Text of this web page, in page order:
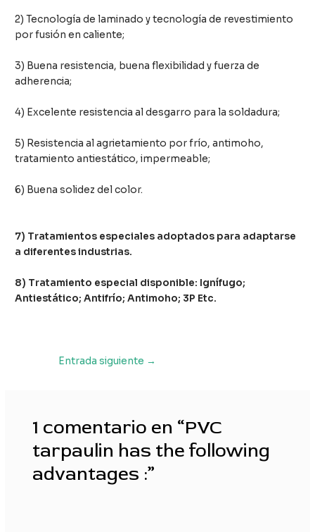
2) Tecnología de laminado y tecnología de revestimiento
por fusión en caliente;
3) Buena resistencia, buena flexibilidad y fuerza de
adherencia;
4) Excelente resistencia al desgarro para la soldadura;
5) Resistencia al agrietamiento por frío, antimoho,
tratamiento antiestático, impermeable;
6) Buena solidez del color.
7) Tratamientos especiales adoptados para adaptarse
a diferentes industrias.
8) Tratamiento especial disponible: Ignífugo;
Antiestático; Antifrío; Antimoho; 3P Etc.
NavegaciónEntrada siguiente →
1 comentario en “PVC
tarpaulin has the following
advantages :”